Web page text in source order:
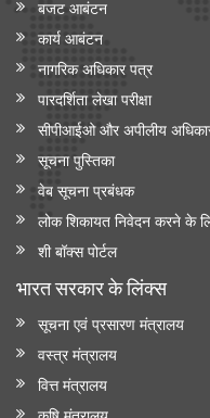
बजट आबंटन
कार्य आबंटन
नागरिक अधिकार पत्र
पारदर्शिता लेखा परीक्षा
सीपीआईओ और अपी‍लीय
सूचना पुस्तिका
वेब सूचना प्रबंधक
लोक शिकायत निवेदन करने के
शी बॉक्स पोर्टल
भारत सरकार के लिंक्‍स
सूचना एवं प्रसारण मंत्रालय
वस्त्र मंत्रालय
वित्त मंत्रालय